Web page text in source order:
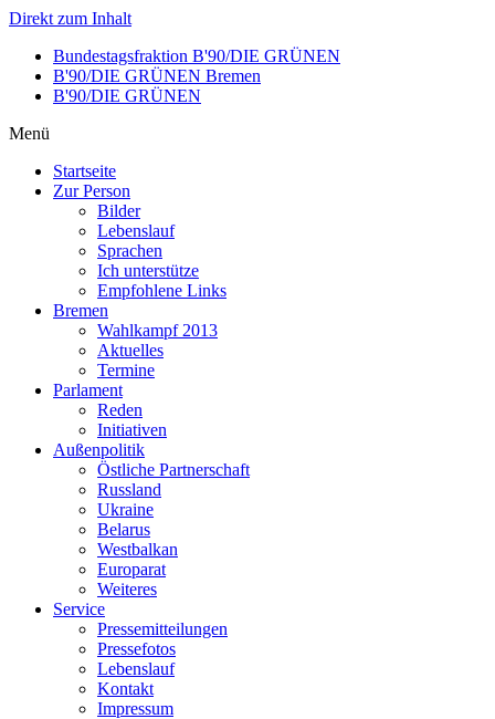
Direkt zum Inhalt
Bundestagsfraktion B'90/DIE GRÜNEN
B'90/DIE GRÜNEN Bremen
B'90/DIE GRÜNEN
Menü
Startseite
Zur Person
Bilder
Lebenslauf
Sprachen
Ich unterstütze
Empfohlene Links
Bremen
Wahlkampf 2013
Aktuelles
Termine
Parlament
Reden
Initiativen
Außenpolitik
Östliche Partnerschaft
Russland
Ukraine
Belarus
Westbalkan
Europarat
Weiteres
Service
Pressemitteilungen
Pressefotos
Lebenslauf
Kontakt
Impressum